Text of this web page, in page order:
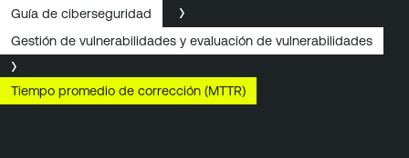
Ir al pie de página
Guía de ciberseguridad
Gestión de vulnerabilidades y evaluación de vulnerabilidades
Tiempo promedio de corrección (MTTR)